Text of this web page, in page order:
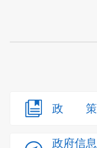
政策
政府信息